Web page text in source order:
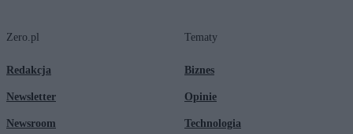
Zero.pl
Redakcja
Newsletter
Newsroom
Tematy
Biznes
Opinie
Technologia